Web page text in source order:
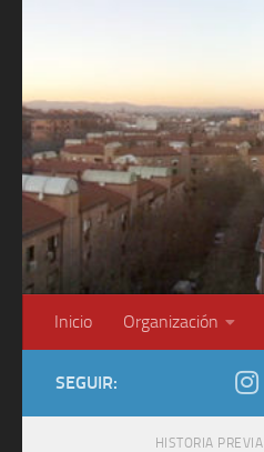
Inicio Organización
SEGUIR:
HISTORIA PREVIA